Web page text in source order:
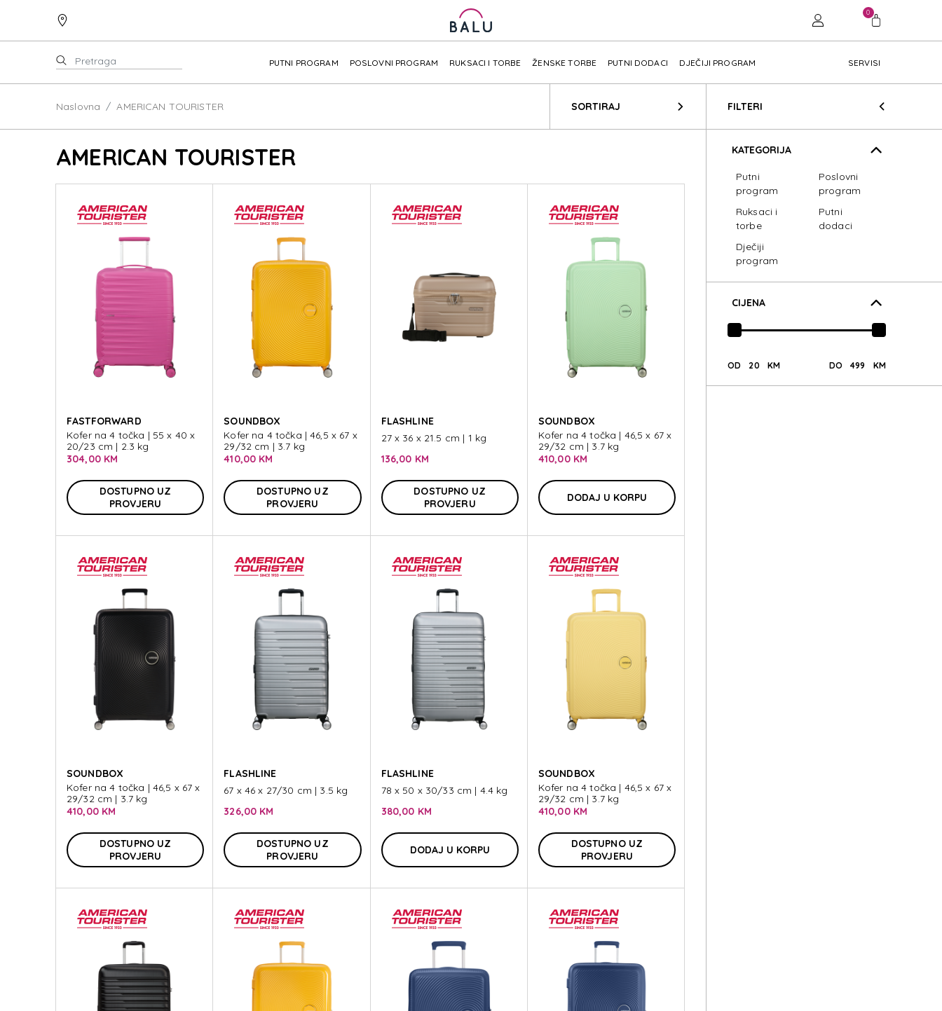
0
PUTNI PROGRAM POSLOVNI PROGRAM RUKSACI I TORBE ŽENSKE TORBE PUTNI DODACI DJEČIJI PROGRAM SERVISI
Naslovna AMERICAN TOURISTER
AMERICAN TOURISTER
FASTFORWARD
Kofer na 4 točka | 55 x 40 x
20/23 cm | 2.3 kg
304,00 KM
DOSTUPNO UZ
PROVJERU
SOUNDBOX
Kofer na 4 točka | 46,5 x 67 x
29/32 cm | 3.7 kg
410,00 KM
DOSTUPNO UZ
PROVJERU
FLASHLINE
27 x 36 x 21.5 cm | 1 kg
136,00 KM
DOSTUPNO UZ
PROVJERU
SOUNDBOX
Kofer na 4 točka | 46,5 x 67 x
29/32 cm | 3.7 kg
410,00 KM
DODAJ U KORPU
SOUNDBOX
Kofer na 4 točka | 46,5 x 67 x
29/32 cm | 3.7 kg
410,00 KM
DOSTUPNO UZ
PROVJERU
FLASHLINE
67 x 46 x 27/30 cm | 3.5 kg
326,00 KM
DOSTUPNO UZ
PROVJERU
FLASHLINE
78 x 50 x 30/33 cm | 4.4 kg
380,00 KM
DODAJ U KORPU
SOUNDBOX
Kofer na 4 točka | 46,5 x 67 x
29/32 cm | 3.7 kg
410,00 KM
DOSTUPNO UZ
PROVJERU
SORTIRAJ FILTERI
KATEGORIJA
Putni
program
Poslovni
program
Ruksaci i
torbe
Putni
dodaci
Dječiji
program
CIJENA
OD 20 KM DO 499 KM